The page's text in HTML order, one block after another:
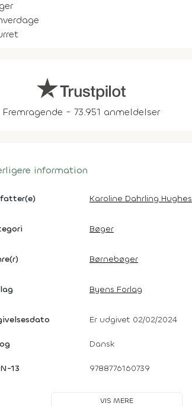
Fremragende - 73.951 anmeldelser
information
Karoline Dahrling Hughes
Bøger
Børnebøger
Byens Forlag
Er udgivet 02/02/2024
Dansk
13 9788776160739
VIS MERE